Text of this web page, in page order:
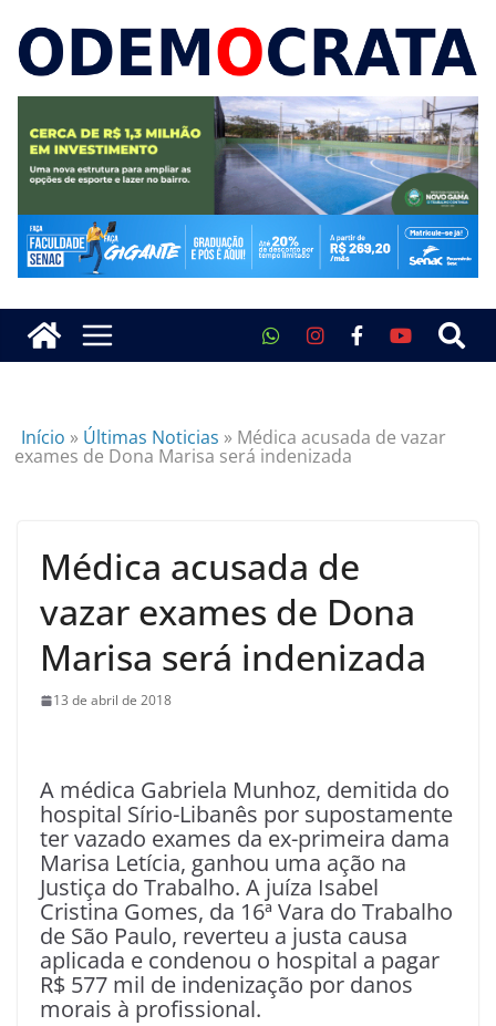
Início » Últimas Noticias » Médica acusada de vazar
exames de Dona Marisa será indenizada
Médica acusada de
vazar exames de Dona
Marisa será indenizada
13 de abril de 2018
A médica Gabriela Munhoz, demitida do
hospital Sírio-Libanês por supostamente
ter vazado exames da ex-primeira dama
Marisa Letícia, ganhou uma ação na
Justiça do Trabalho. A juíza Isabel
Cristina Gomes, da 16ª Vara do Trabalho
de São Paulo, reverteu a justa causa
aplicada e condenou o hospital a pagar
R$ 577 mil de indenização por danos
morais à profissional.